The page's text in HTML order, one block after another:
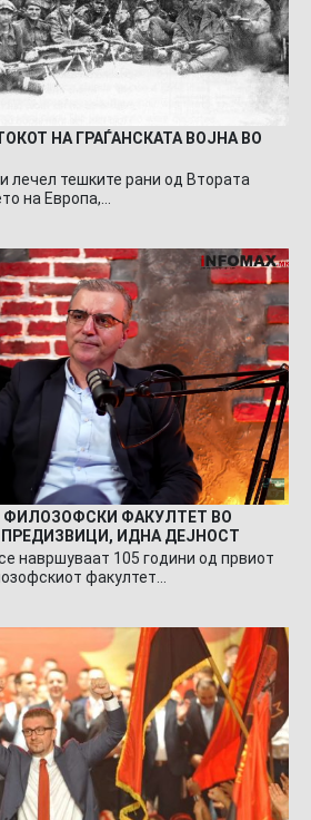
НА ГРАЃАНСКАТА ВОЈНА ВО
лечел тешките рани од Втората
на Европа,…
ФАКУЛТЕТ ВО
ИДНА ДЕЈНОСТ
навршуваат 105 години од првиот
факултет…